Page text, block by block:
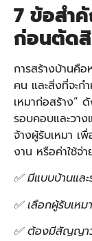
7 ข้อสำ
ก่อนตัดสิ
การสร้างบ้านคื
คน และสิ่งที่จะก
เหมาก่อสร้าง”
รอบคอบและวา
จ้างผู้รับเหมา เ
งาน หรือค่าใช้จ่
✅ มีแบบบ้านแล
✅ เลือกผู้รับเห
✅ ต้องมีสัญญาว่